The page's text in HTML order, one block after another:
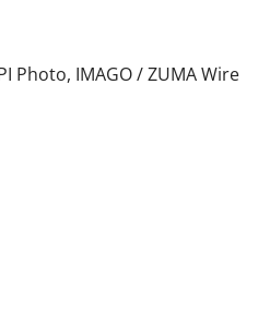
Photo, IMAGO / ZUMA Wire